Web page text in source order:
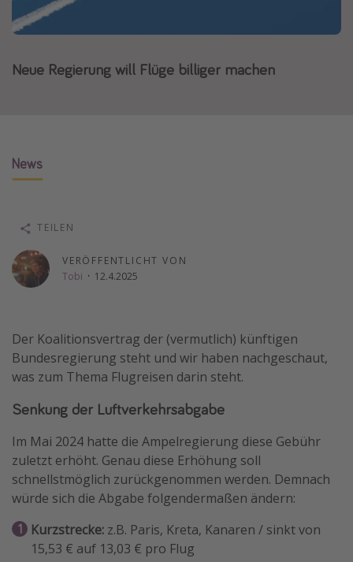
Normandie Urlaub
St. Lucia Urlaub
Sri Lanka Rundreise
Alle Reisethemen
Roadtrips
Wochenendtrip
Singlereisen
Gruppenreisen
Hotels in Hamburg
Hotels in Amsterdam
Hotels am Achensee
Neue Regierung will Flüge billiger machen
News
VERÖFFENTLICHT VON
Tobi · 12.4.2025
TEILEN
Der Koalitionsvertrag der (vermutlich) künftigen
Bundesregierung steht und wir haben nachgeschaut,
was zum Thema Flugreisen darin steht.
Senkung der Luftverkehrsabgabe
Im Mai 2024 hatte die Ampelregierung diese Gebühr
zuletzt erhöht. Genau diese Erhöhung soll
schnellstmöglich zurückgenommen werden. Demnach
würde sich die Abgabe folgendermaßen ändern:
Kurzstrecke: z.B. Paris, Kreta, Kanaren / sinkt von
15,53 € auf 13,03 € pro Flug